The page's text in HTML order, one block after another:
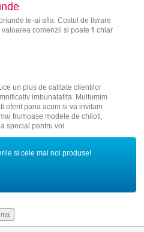
te-ai afla. Costul de livrare
comenzii si poate fi chiar
un plus de calitate clientilor
imbunatatita. Multumim
oferit pana acum si va invitam
frumoase modele de chiloti,
special pentru voi.
si cele mai noi produse!